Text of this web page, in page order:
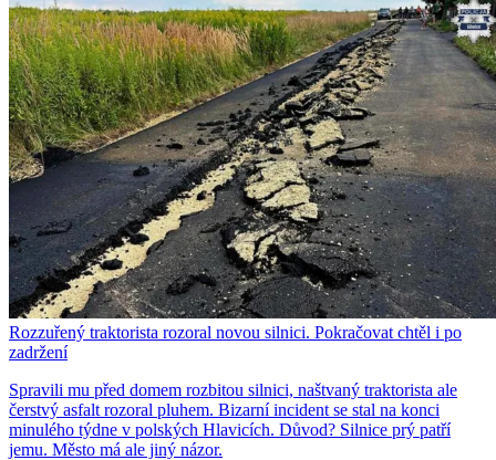
Rozzuřený traktorista rozoral novou silnici. Pokračovat chtěl i po
zadržení
Spravili mu před domem rozbitou silnici, naštvaný traktorista ale
čerstvý asfalt rozoral pluhem. Bizarní incident se stal na konci
minulého týdne v polských Hlavicích. Důvod? Silnice prý patří
jemu. Město má ale jiný názor.